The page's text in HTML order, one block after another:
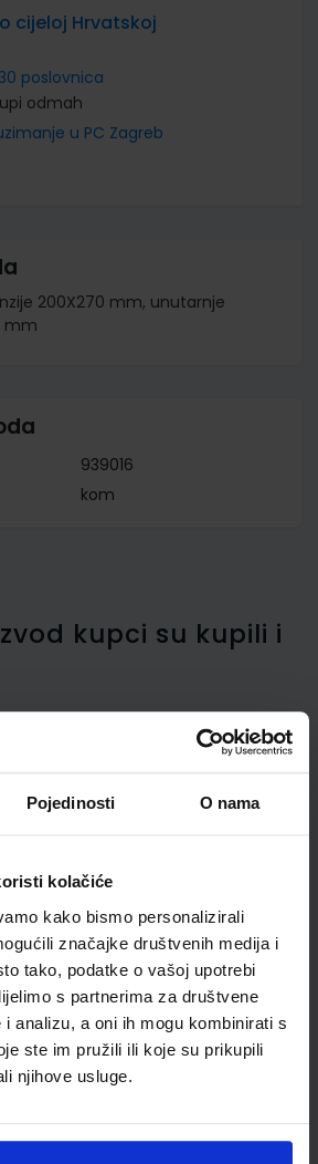
Pojedinosti O nama
kolačiće
kako bismo personalizirali
značajke društvenih medija i
tako, podatke o vašoj upotrebi
s partnerima za društvene
i analizu, a oni ih mogu kombinirati s
ste im pružili ili koje su prikupili
njihove usluge.
cijeloj Hrvatskoj
poslovnica
odmah
u PC Zagreb
200X270 mm, unutarnje
mm
939016
kom
kupci su kupili i
110x230 mm ABT
26,00 €